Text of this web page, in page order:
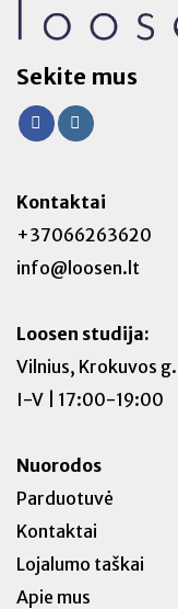
Sekite mus
Kontaktai
+37066263620
info@loosen.lt
Loosen studija:
Vilnius, Krokuvos
I-V | 17:00-19:00
Nuorodos
Parduotuvė
Kontaktai
Lojalumo taškai
Apie mus